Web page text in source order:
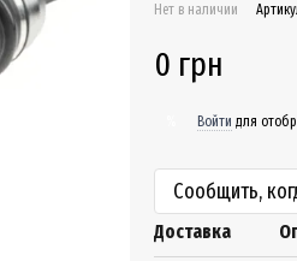
Нет в наличии
0 грн
Войти для
Сообщить,
Доставка